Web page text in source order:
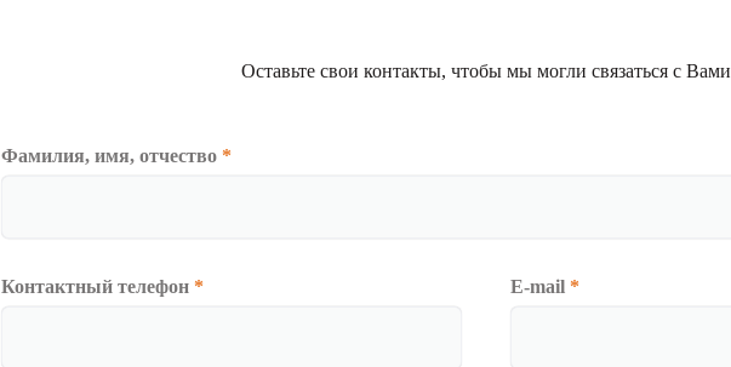
Оставьте свои контакты, чтобы мы могли связаться с Вами
Фамилия, имя, отчество *
Контактный телефон * E-mail *